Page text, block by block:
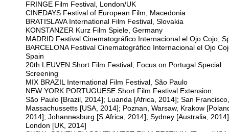
FRINGE Film Festival, London/UK
CINEDAYS Festival of European Film, Macedonia
BRATISLAVA International Film Festival, Slovakia
KONSTANZER Kurz Film Spiele, Germany
MADRID Festival Cinematográfico Internacional el Ojo Cojo,
BARCELONA Festival Cinematográfico Internacional el Ojo
Spain
20th LEUVEN Short Film Festival, Focus on Portugal Special
Screening
MIX BRAZIL International Film Festival, São Paulo
NEW YORK PORTUGUESE Short Film Festival Extension:
São Paulo [Brazil, 2014]; Luanda [Africa, 2014]; San Francisco,
Massachussetts [USA, 2014]; Poznan, Warsaw, Krakow
2014]; Johannesburg [S.Africa, 2014]; Sydney [Australia,
London [UK, 2014]